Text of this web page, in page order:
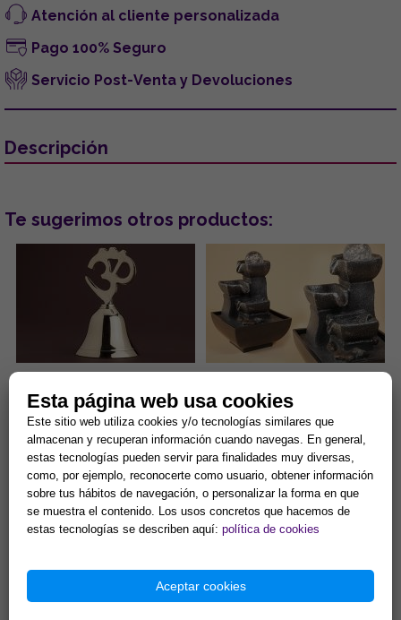
Atención al cliente personalizada
Pago 100% Seguro
Servicio Post-Venta y Devoluciones
Descripción
Te sugerimos otros productos:
OM 5 X 10 CM
Om es el mantra hindú más
importante para la unión con lo
absoluto. Simboliza la esencia
de todos los seres. O...
7,50 €
Comprar
Y BOLA 12.5x20CM
Una fuente no solo es un
elemento de decoración:
disponer de agua en
movimiento en tu casa o
negocio es una ma...
21,68 € =15,18 €
Comprar
Esta página web usa cookies
Este sitio web utiliza cookies y/o tecnologías similares que
almacenan y recuperan información cuando navegas. En general,
estas tecnologías pueden servir para finalidades muy diversas,
como, por ejemplo, reconocerte como usuario, obtener información
sobre tus hábitos de navegación, o personalizar la forma en que
se muestra el contenido. Los usos concretos que hacemos de
estas tecnologías se describen aquí: política de cookies
Aceptar cookies